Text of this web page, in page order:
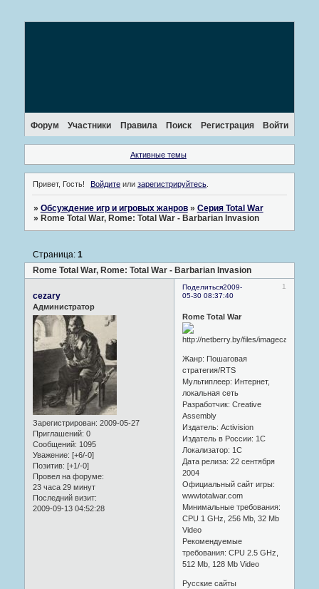
Форум Участники Правила Поиск Регистрация Войти
Активные темы
Привет, Гость! Войдите илизарегистрируйтесь
» Обсуждение игр и игровых жанров » Серия Total War
» Rome Total War, Rome: Total War - Barbarian Invasion
Rome Total War, Rome: Total War - Barbarian Invasion
Страница: 1
Поделиться 1
2009-
05-30 08:37:40
cezary
Администратор
Зарегистрирован: 2009-05-27
Приглашений: 0
Сообщений: 1095
Уважение: [+6/-0]
Позитив: [+1/-0]
Провел на форуме:
23 часа 29 минут
Последний визит:
2009-09-13 04:52:28
Rome Total War
Жанр: Пошаговая
стратегия/RTS
Мультиплеер: Интернет,
локальная сеть
Разработчик: Creative
Assembly
Издатель: Activision
Издатель в России: 1C
Локализатор: 1C
Дата релиза: 22 сентября
2004
Официальный сайт игры:
wwwtotalwar.com
Минимальные требования:
CPU 1 GHz, 256 Mb, 32 Mb
Video
Рекомендуемые
требования: CPU 2.5 GHz,
512 Mb, 128 Mb Video
Русские сайты